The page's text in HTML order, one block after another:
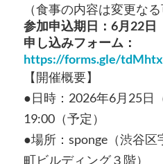
（食事の内容は変更な
参加申込期日：6月22日
申し込みフォーム：
https://forms.gle/
【開催概要】
●日時：2026年6月25日
19:00（予定）
●場所：sponge（渋谷区
町ビルディング３階）